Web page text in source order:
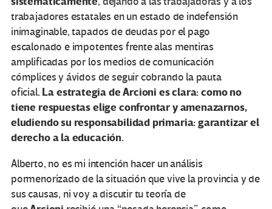
trabajadores estatales en un estado de indefensión
inimaginable, tapados de deudas por el pago
escalonado e impotentes frente alas mentiras
amplificadas por los medios de comunicación
cómplices y ávidos de seguir cobrando la pauta
oficial. La estrategia de Arcioni es clara: como no
tiene respuestas elige confrontar y amenazarnos,
eludiendo su responsabilidad primaria: garantizar el
derecho a la educación.
Alberto, no es mi intención hacer un análisis
pormenorizado de la situación que vive la provincia y de
sus causas, ni voy a discutir tu teoría de